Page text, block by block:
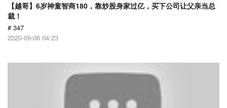
【越哥】6岁神童智商180，靠炒股身家过亿，买下公司让父亲当总
裁！
# 347
2020-09-06 04:23